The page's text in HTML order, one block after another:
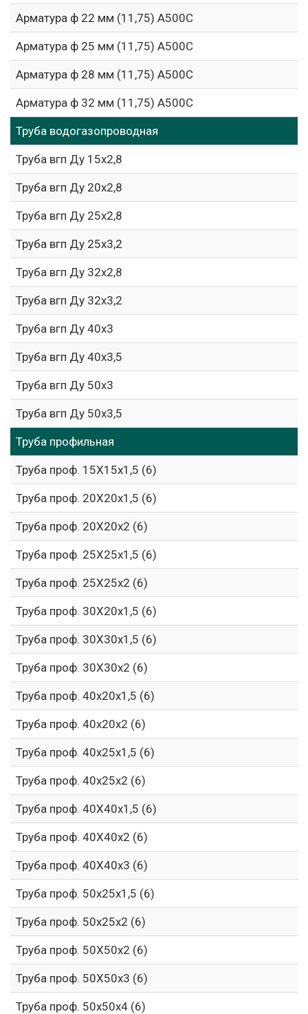
Арматура ф 22 мм (11,75) А500С
Арматура ф 25 мм (11,75) А500С
Арматура ф 28 мм (11,75) А500С
Арматура ф 32 мм (11,75) А500С
Труба водогазопроводная
Труба вгп Ду 15х2,8
Труба вгп Ду 20х2,8
Труба вгп Ду 25х2,8
Труба вгп Ду 25х3,2
Труба вгп Ду 32х2,8
Труба вгп Ду 32х3,2
Труба вгп Ду 40х3
Труба вгп Ду 40х3,5
Труба вгп Ду 50х3
Труба вгп Ду 50х3,5
Труба профильная
Труба проф. 15Х15х1,5 (6)
Труба проф. 20Х20х1,5 (6)
Труба проф. 20Х20х2 (6)
Труба проф. 25Х25х1,5 (6)
Труба проф. 25Х25х2 (6)
Труба проф. 30Х20х1,5 (6)
Труба проф. 30Х30х1,5 (6)
Труба проф. 30Х30х2 (6)
Труба проф. 40х20х1,5 (6)
Труба проф. 40х20х2 (6)
Труба проф. 40х25х1,5 (6)
Труба проф. 40х25х2 (6)
Труба проф. 40Х40х1,5 (6)
Труба проф. 40Х40х2 (6)
Труба проф. 40Х40х3 (6)
Труба проф. 50х25х1,5 (6)
Труба проф. 50х25х2 (6)
Труба проф. 50Х50х2 (6)
Труба проф. 50Х50х3 (6)
Труба проф. 50х50х4 (6)